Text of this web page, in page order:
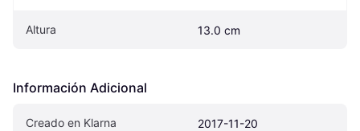
Altura 13.0 cm
Información Adicional
Creado en Klarna 2017-11-20